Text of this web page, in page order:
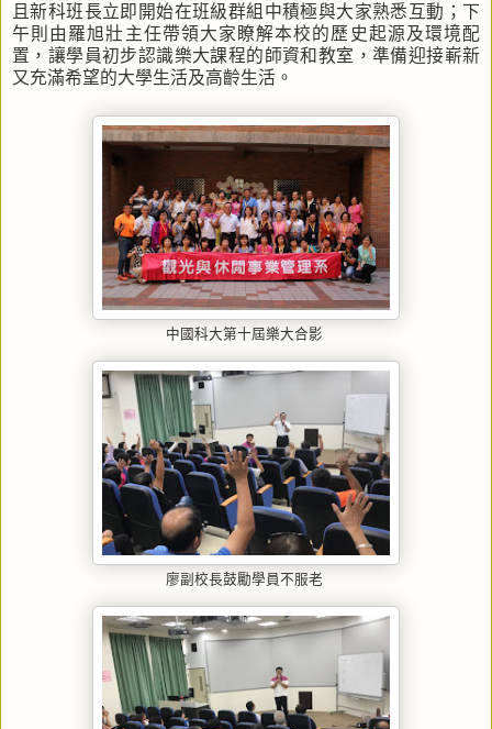
且新科班長立即開始在班級群組中積極與大家熟悉互動；下
午則由羅旭壯主任帶領大家瞭解本校的歷史起源及環境配
置，讓學員初步認識樂大課程的師資和教室，準備迎接嶄新
又充滿希望的大學生活及高齡生活。
中國科大第十屆樂大合影
廖副校長鼓勵學員不服老